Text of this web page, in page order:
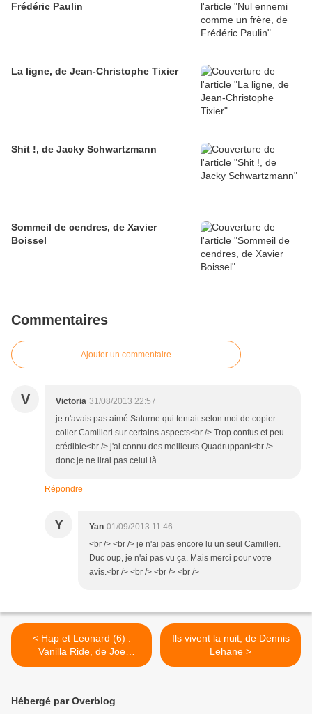
Frédéric Paulin
La ligne, de Jean-Christophe Tixier
Shit !, de Jacky Schwartzmann
Sommeil de cendres, de Xavier
Boissel
Commentaires
Ajouter un commentaire
V Victoria 31/08/2013 22:57
je n'avais pas aimé Saturne qui tentait selon moi de copier
coller Camilleri sur certains aspects<br /> Trop confus et peu
crédible<br /> j'ai connu des meilleurs Quadruppani<br />
donc je ne lirai pas celui là
Répondre
Y Yan 01/09/2013 11:46
<br /> <br /> je n'ai pas encore lu un seul Camilleri.
Duc oup, je n'ai pas vu ça. Mais merci pour votre
avis.<br /> <br /> <br /> <br />
< Hap et Leonard (6) :
Vanilla Ride, de Joe
Lansdale
Ils vivent la nuit, de Dennis
Lehane >
Hébergé par Overblog